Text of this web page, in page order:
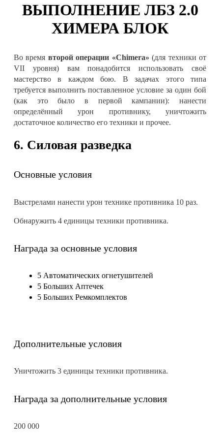
ВЫПОЛНЕНИЕ ЛБЗ 2.0
ХИМЕРА БЛОК
Во время второй операции «Chimera»(для техники от
VII уровня) вам понадобится использовать своё
мастерство в каждом бою. В задачах этого типа
требуется выполнить поставленное условие за один бой
(как это было в первой кампании): нанести
определённый урон противнику, уничтожить
достаточное количество его техники и прочее.
6. Силовая разведка
Основные условия
Выстрелами нанести урон технике противника 10 раз.
Обнаружить 4 единицы техники противника.
Награда за основные условия
5 Автоматических огнетушителей
5 Больших Аптечек
5 Больших Ремкомплектов
Дополнительные условия
Уничтожить 3 единицы техники противника.
Награда за дополнительные условия
200 000